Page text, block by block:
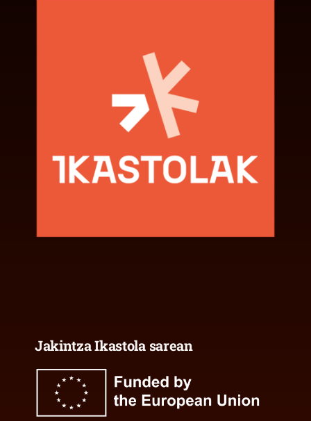
Jakintza Ikastola sarean